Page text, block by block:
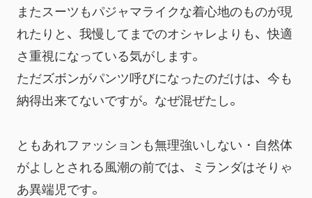
またスーツもパジャマライクな着心地のものが現
れたりと、我慢してまでのオシャレよりも、快適
さ重視になっている気がします。
ただズボンがパンツ呼びになったのだけは、今も
納得出来てないですが。なぜ混ぜたし。
ともあれファッションも無理強いしない・自然体
がよしとされる風潮の前では、ミランダはそりゃ
あ異端児です。